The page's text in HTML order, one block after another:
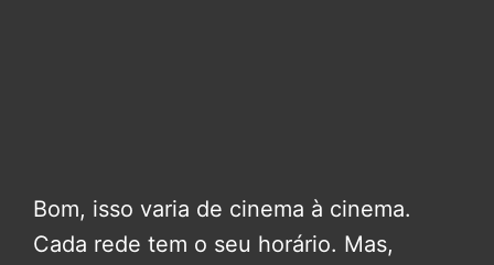
Bom, isso varia de cinema à cinema.
Cada rede tem o seu horário. Mas,